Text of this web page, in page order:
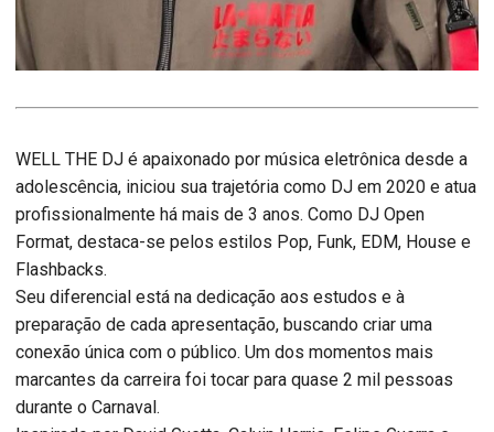
WELL THE DJ é apaixonado por música eletrônica desde a
adolescência, iniciou sua trajetória como DJ em 2020 e atua
profissionalmente há mais de 3 anos. Como DJ Open
Format, destaca-se pelos estilos Pop, Funk, EDM, House e
Flashbacks.
Seu diferencial está na dedicação aos estudos e à
preparação de cada apresentação, buscando criar uma
conexão única com o público. Um dos momentos mais
marcantes da carreira foi tocar para quase 2 mil pessoas
durante o Carnaval.